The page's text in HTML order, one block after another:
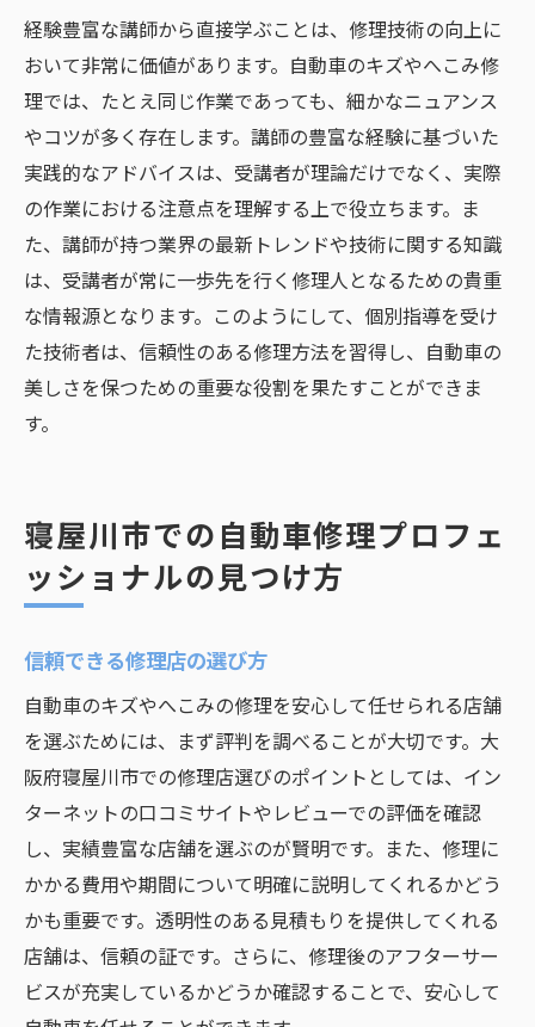
経験豊富な講師から直接学ぶことは、修理技術の向上に
おいて非常に価値があります。自動車のキズやへこみ修
理では、たとえ同じ作業であっても、細かなニュアンス
やコツが多く存在します。講師の豊富な経験に基づいた
実践的なアドバイスは、受講者が理論だけでなく、実際
の作業における注意点を理解する上で役立ちます。ま
た、講師が持つ業界の最新トレンドや技術に関する知識
は、受講者が常に一歩先を行く修理人となるための貴重
な情報源となります。このようにして、個別指導を受け
た技術者は、信頼性のある修理方法を習得し、自動車の
美しさを保つための重要な役割を果たすことができま
す。
寝屋川市での自動車修理プロフェ
ッショナルの見つけ方
信頼できる修理店の選び方
自動車のキズやへこみの修理を安心して任せられる店舗
を選ぶためには、まず評判を調べることが大切です。大
阪府寝屋川市での修理店選びのポイントとしては、イン
ターネットの口コミサイトやレビューでの評価を確認
し、実績豊富な店舗を選ぶのが賢明です。また、修理に
かかる費用や期間について明確に説明してくれるかどう
かも重要です。透明性のある見積もりを提供してくれる
店舗は、信頼の証です。さらに、修理後のアフターサー
ビスが充実しているかどうか確認することで、安心して